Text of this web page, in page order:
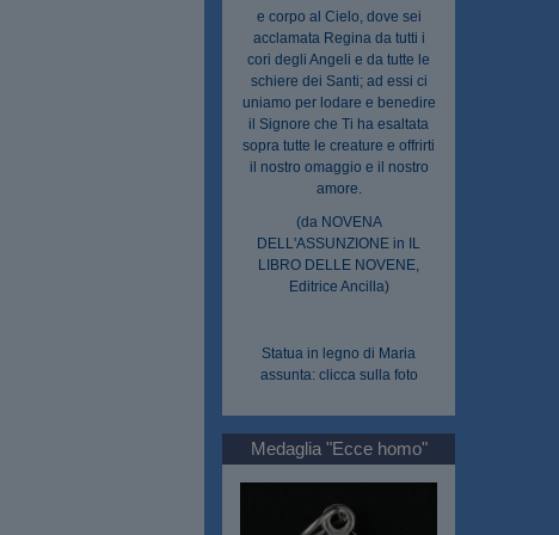
e corpo al Cielo, dove sei
acclamata Regina da tutti i
cori degli Angeli e da tutte le
schiere dei Santi; ad essi ci
uniamo per lodare e benedire
il Signore che Ti ha esaltata
sopra tutte le creature e offrirti
il nostro omaggio e il nostro
amore.
(da NOVENA
DELL'ASSUNZIONE in IL
LIBRO DELLE NOVENE,
Editrice Ancilla)
Statua in legno di Maria
assunta: clicca sulla foto
Medaglia "Ecce homo"